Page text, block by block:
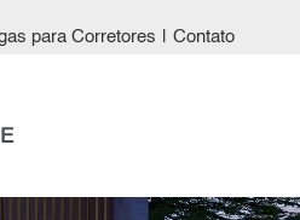
para Corretores Contato